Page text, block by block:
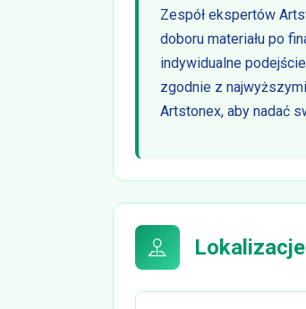
Zespół ekspertów
doboru materiału po
indywidualne
zgodnie z
Artstonex, aby nadać
Lokalizacje